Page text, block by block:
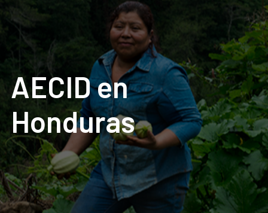
AECID en
Honduras